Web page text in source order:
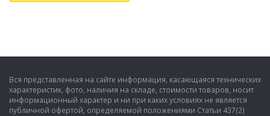
Вся представленная на сайте информация, касающаяся технических
характеристик, фото, наличия на складе, стоимости товаров, носит
информационный характер и ни при каких условиях не является
публичной офертой, определяемой положениями Статьи 437(2)